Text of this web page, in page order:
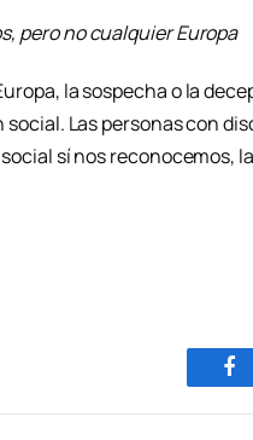
pero no cualquier Europa
la sospecha o la
Las personas con
sí nos reconocemos,